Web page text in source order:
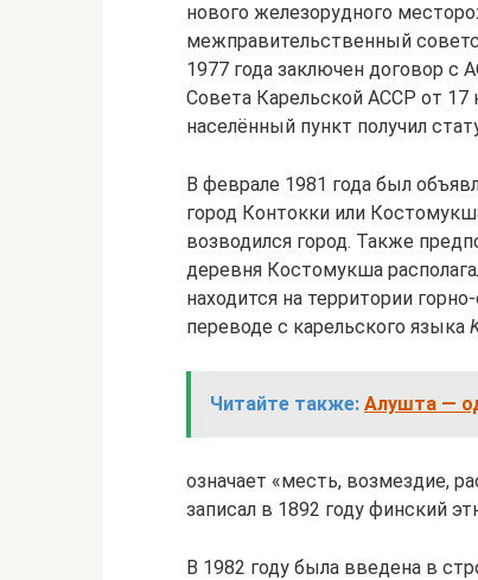
нового железорудного
межправительственный
1977 года заключен договор с
Совета Карельской АССР от 17
населённый пункт получил
В феврале 1981 года был
город Контокки или
возводился город. Также
деревня Костомукша
находится на территории
переводе с карельского языка
Читайте также: Алушта —
означает «месть, возмездие,
записал в 1892 году финский
В 1982 году была введена в